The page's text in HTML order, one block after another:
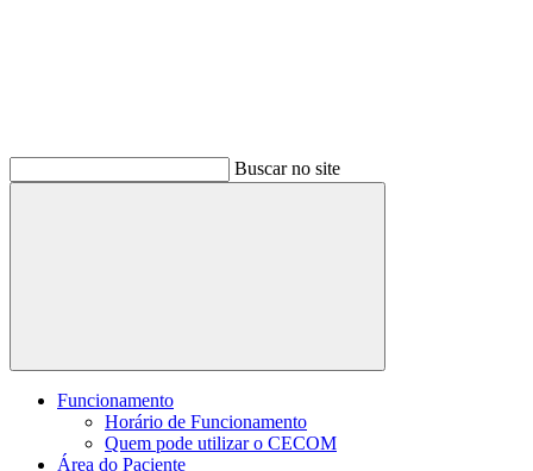
Buscar no site
Buscar
Funcionamento
Horário de Funcionamento
Quem pode utilizar o CECOM
Área do Paciente